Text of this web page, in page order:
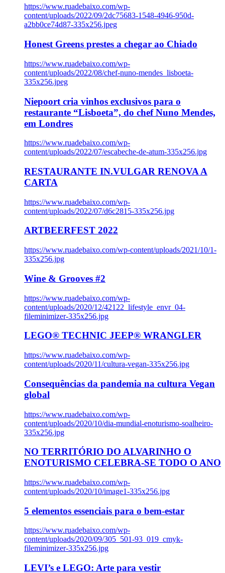
https://www.ruadebaixo.com/wp-
content/uploads/2022/09/2dc75683-1548-4946-950d-
a2bb0ce74d87-335x256.jpeg
Honest Greens prestes a chegar ao Chiado
https://www.ruadebaixo.com/wp-
content/uploads/2022/08/chef-nuno-mendes_lisboeta-
335x256.jpeg
Niepoort cria vinhos exclusivos para o
restaurante “Lisboeta”, do chef Nuno Mendes,
em Londres
https://www.ruadebaixo.com/wp-
content/uploads/2022/07/escabeche-de-atum-335x256.jpg
RESTAURANTE IN.VULGAR RENOVA A
CARTA
https://www.ruadebaixo.com/wp-
content/uploads/2022/07/d6c2815-335x256.jpg
ARTBEERFEST 2022
https://www.ruadebaixo.com/wp-content/uploads/2021/10/1-
335x256.jpg
Wine & Grooves #2
https://www.ruadebaixo.com/wp-
content/uploads/2020/12/42122_lifestyle_envr_04-
fileminimizer-335x256.jpg
LEGO® TECHNIC JEEP® WRANGLER
https://www.ruadebaixo.com/wp-
content/uploads/2020/11/cultura-vegan-335x256.jpg
Consequências da pandemia na cultura Vegan
global
https://www.ruadebaixo.com/wp-
content/uploads/2020/10/dia-mundial-enoturismo-soalheiro-
335x256.jpg
NO TERRITÓRIO DO ALVARINHO O
ENOTURISMO CELEBRA-SE TODO O ANO
https://www.ruadebaixo.com/wp-
content/uploads/2020/10/image1-335x256.jpg
5 elementos essenciais para o bem-estar
https://www.ruadebaixo.com/wp-
content/uploads/2020/09/305_501-93_019_cmyk-
fileminimizer-335x256.jpg
LEVI’s e LEGO: Arte para vestir